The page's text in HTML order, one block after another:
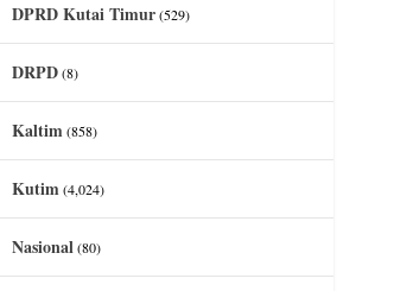
DPRD Kutai Timur(529)
DRPD(8)
Kaltim(858)
Kutim(4,024)
Nasional(80)